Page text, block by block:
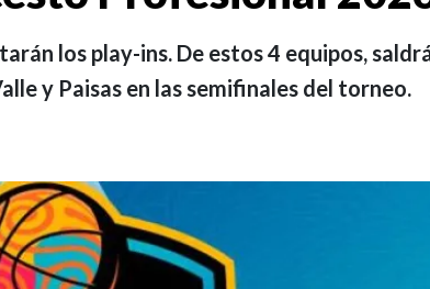
los play-ins. De estos 4 equipos,
y Paisas en las semifinales del torneo.